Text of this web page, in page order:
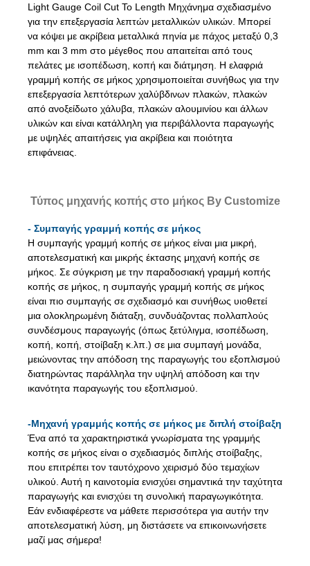
Light Gauge Coil Cut To Length Μηχάνημα σχεδιασμένο
για την επεξεργασία λεπτών μεταλλικών υλικών. Μπορεί
να κόψει με ακρίβεια μεταλλικά πηνία με πάχος μεταξύ 0,3
mm και 3 mm στο μέγεθος που απαιτείται από τους
πελάτες με ισοπέδωση, κοπή και διάτμηση. Η ελαφριά
γραμμή κοπής σε μήκος χρησιμοποιείται συνήθως για την
επεξεργασία λεπτότερων χαλύβδινων πλακών, πλακών
από ανοξείδωτο χάλυβα, πλακών αλουμινίου και άλλων
υλικών και είναι κατάλληλη για περιβάλλοντα παραγωγής
με υψηλές απαιτήσεις για ακρίβεια και ποιότητα
επιφάνειας.
Τύπος μηχανής κοπής στο μήκος By Customize
- Συμπαγής γραμμή κοπής σε μήκος
Η συμπαγής γραμμή κοπής σε μήκος είναι μια μικρή,
αποτελεσματική και μικρής έκτασης μηχανή κοπής σε
μήκος. Σε σύγκριση με την παραδοσιακή γραμμή κοπής
κοπής σε μήκος, η συμπαγής γραμμή κοπής σε μήκος
είναι πιο συμπαγής σε σχεδιασμό και συνήθως υιοθετεί
μια ολοκληρωμένη διάταξη, συνδυάζοντας πολλαπλούς
συνδέσμους παραγωγής (όπως ξετύλιγμα, ισοπέδωση,
κοπή, κοπή, στοίβαξη κ.λπ.) σε μια συμπαγή μονάδα,
μειώνοντας την απόδοση της παραγωγής του εξοπλισμού
διατηρώντας παράλληλα την υψηλή απόδοση και την
ικανότητα παραγωγής του εξοπλισμού.
-Μηχανή γραμμής κοπής σε μήκος με διπλή στοίβαξη
Ένα από τα χαρακτηριστικά γνωρίσματα της γραμμής
κοπής σε μήκος είναι ο σχεδιασμός διπλής στοίβαξης,
που επιτρέπει τον ταυτόχρονο χειρισμό δύο τεμαχίων
υλικού. Αυτή η καινοτομία ενισχύει σημαντικά την ταχύτητα
παραγωγής και ενισχύει τη συνολική παραγωγικότητα.
Εάν ενδιαφέρεστε να μάθετε περισσότερα για αυτήν την
αποτελεσματική λύση, μη διστάσετε να επικοινωνήσετε
μαζί μας σήμερα!